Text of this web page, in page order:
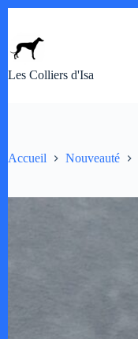
contenu
Les Colliers d'Isa
Accueil Nouveauté